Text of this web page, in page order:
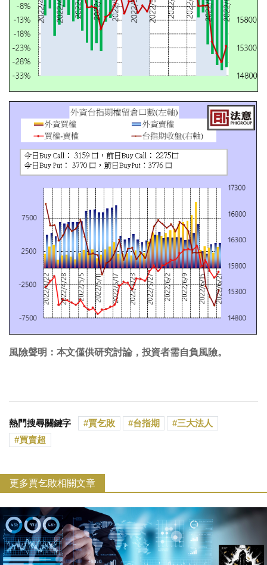
風險聲明：本文僅供研究討論，投資者需自負風險。
熱門搜尋關鍵字 賈乞敗 台指期
三大法人
買賣超
更多賈乞敗相關文章